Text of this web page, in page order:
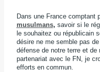
Dans une France comptant
musulmans, savoir si le
le souhaitez ou républicain
désire ne me semble pas
défense de notre terre et
partenariat avec le FN, je
efforts en commun.